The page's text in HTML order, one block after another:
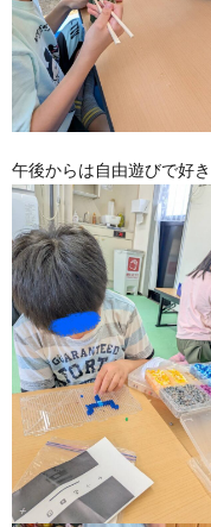
午後からは自由遊びで好